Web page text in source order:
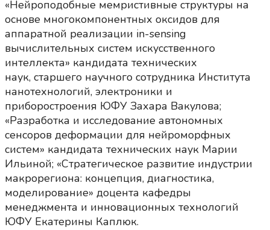
«Нейроподобные мемристивные структуры на
основе многокомпонентных оксидов для
аппаратной реализации in-sensing
вычислительных систем искусственного
интеллекта» кандидата технических
наук, старшего научного сотрудника Института
нанотехнологий, электроники и
приборостроения ЮФУ Захара Вакулова;
«Разработка и исследование автономных
сенсоров деформации для нейроморфных
систем» кандидата технических наук Марии
Ильиной; «Стратегическое развитие индустрии
макрорегиона: концепция, диагностика,
моделирование» доцента кафедры
менеджмента и инновационных технологий
ЮФУ Екатерины Каплюк.